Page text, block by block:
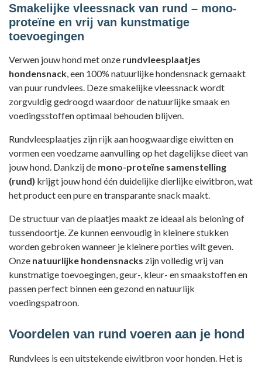
Smakelijke vleessnack van rund – mono-
proteïne en vrij van kunstmatige
toevoegingen
Verwen jouw hond met onze rundvleesplaatjes
hondensnack, een 100% natuurlijke hondensnack gemaakt
van puur rundvlees. Deze smakelijke vleessnack wordt
zorgvuldig gedroogd waardoor de natuurlijke smaak en
voedingsstoffen optimaal behouden blijven.
Rundvleesplaatjes zijn rijk aan hoogwaardige eiwitten en
vormen een voedzame aanvulling op het dagelijkse dieet van
jouw hond. Dankzij de mono-proteïne samenstelling
(rund) krijgt jouw hond één duidelijke dierlijke eiwitbron, wat
het product een pure en transparante snack maakt.
De structuur van de plaatjes maakt ze ideaal als beloning of
tussendoortje. Ze kunnen eenvoudig in kleinere stukken
worden gebroken wanneer je kleinere porties wilt geven.
Onze natuurlijke hondensnacks zijn volledig vrij van
kunstmatige toevoegingen, geur-, kleur- en smaakstoffen en
passen perfect binnen een gezond en natuurlijk
voedingspatroon.
Voordelen van rund voeren aan je hond
Rundvlees is een uitstekende eiwitbron voor honden. Het is